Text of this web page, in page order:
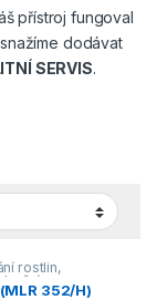
přístroj fungoval
dodávat
SERVIS.
rostlin,
bočním352/H)